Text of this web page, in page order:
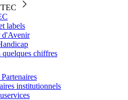
labels
d'Avenir
chiffres
institutionnels